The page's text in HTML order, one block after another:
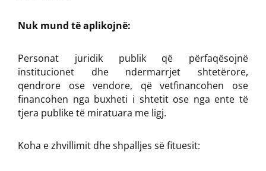
Nuk mund të aplikojnë:
Personat juridik publik që përfaqësojnë
institucionet dhe ndermarrjet shtetërore,
qendrore ose vendore, që vetfinancohen ose
financohen nga buxheti i shtetit ose nga ente të
tjera publike të miratuara me ligj.
Koha e zhvillimit dhe shpalljes së fituesit: